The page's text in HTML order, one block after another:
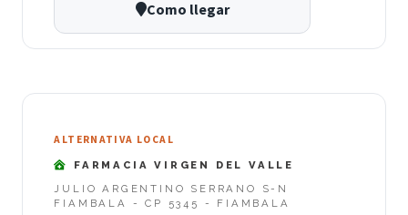
Como llegar
ALTERNATIVA LOCAL
FARMACIA VIRGEN DEL VALLE
JULIO ARGENTINO SERRANO S-N
FIAMBALA - CP 5345 - FIAMBALA